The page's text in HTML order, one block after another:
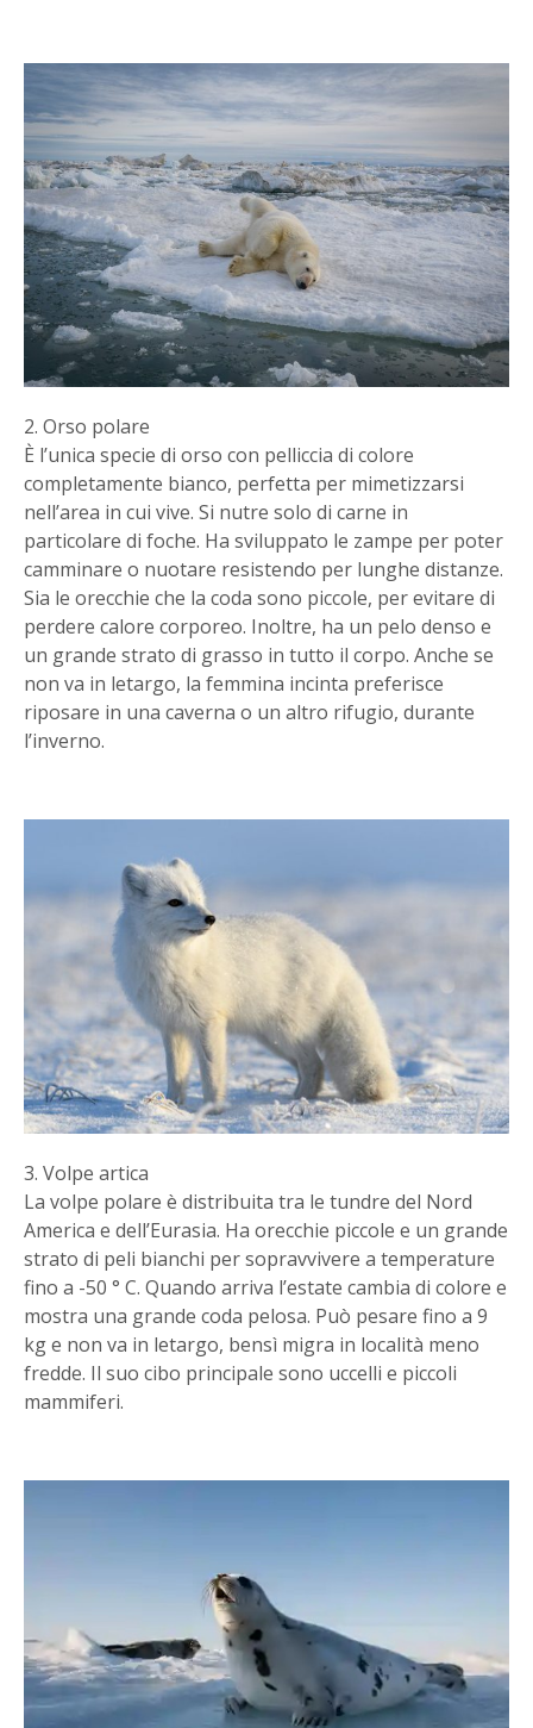
2. Orso polare
È l’unica specie di orso con pelliccia di colore
completamente bianco, perfetta per mimetizzarsi
nell’area in cui vive. Si nutre solo di carne in
particolare di foche. Ha sviluppato le zampe per poter
camminare o nuotare resistendo per lunghe distanze.
Sia le orecchie che la coda sono piccole, per evitare di
perdere calore corporeo. Inoltre, ha un pelo denso e
un grande strato di grasso in tutto il corpo. Anche se
non va in letargo, la femmina incinta preferisce
riposare in una caverna o un altro rifugio, durante
l’inverno.
3. Volpe artica
La volpe polare è distribuita tra le tundre del Nord
America e dell’Eurasia. Ha orecchie piccole e un grande
strato di peli bianchi per sopravvivere a temperature
fino a -50 ° C. Quando arriva l’estate cambia di colore e
mostra una grande coda pelosa. Può pesare fino a 9
kg e non va in letargo, bensì migra in località meno
fredde. Il suo cibo principale sono uccelli e piccoli
mammiferi.